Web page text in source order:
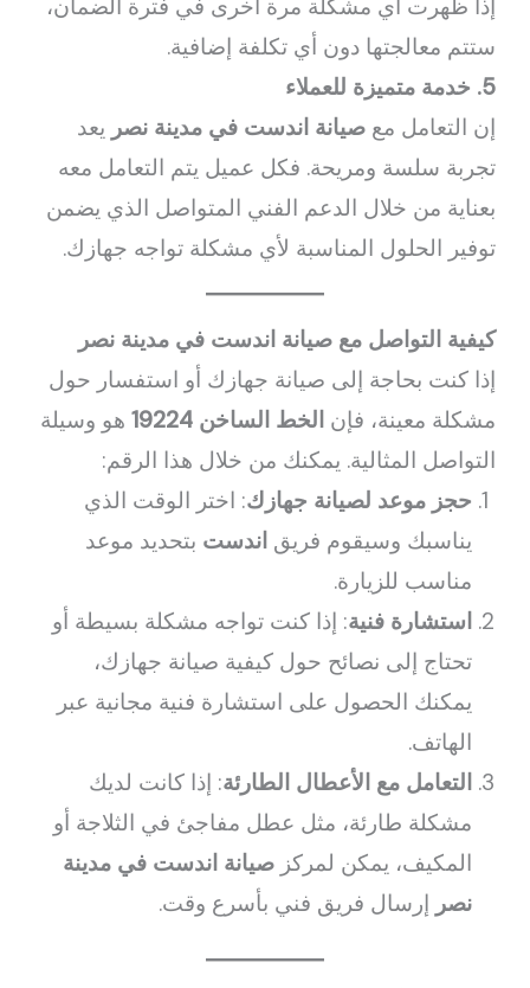
إذا ظهرت أي مشكلة مرة أخرى في فترة الضمان،
ستتم معالجتها دون أي تكلفة إضافية.
5. خدمة متميزة للعملاء
إن التعامل معصيانة اندست في مدينة نصر يعد
تجربة سلسة ومريحة. فكل عميل يتم التعامل معه
بعناية من خلال الدعم الفني المتواصل الذي يضمن
توفير الحلول المناسبة لأي مشكلة تواجه جهازك.
كيفية التواصل مع صيانة اندست في مدينة نصر
إذا كنت بحاجة إلى صيانة جهازك أو استفسار حول
مشكلة معينة، فإنالخط الساخن 19224
هو وسيلة
التواصل المثالية. يمكنك من خلال هذا الرقم:
حجز موعد لصيانة جهازك: اختر الوقت الذي
يناسبك وسيقوم فريقاندست بتحديد موعد
مناسب للزيارة.
استشارة فنية: إذا كنت تواجه مشكلة بسيطة أو
تحتاج إلى نصائح حول كيفية صيانة جهازك،
يمكنك الحصول على استشارة فنية مجانية عبر
الهاتف.
التعامل مع الأعطال الطارئة: إذا كانت لديك
مشكلة طارئة، مثل عطل مفاجئ في الثلاجة أو
المكيف، يمكن لمركزصيانة اندست في مدينة
نصر إرسال فريق فني بأسرع وقت.